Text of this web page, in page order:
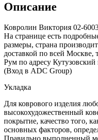
Описание
Ковролин Виктория 02-
На странице есть
размеры, страна
доставкой по всей
Рум по адресу
(Вход в ADC Group)
Укладка
Для коврового изделия
высокохудожественный
покрытие, качество того,
основных факторов,